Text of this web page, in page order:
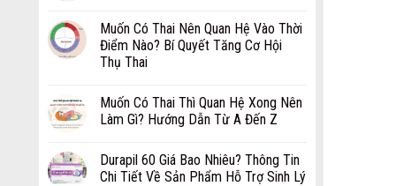
Muốn Có Thai Nên Quan Hệ Vào Thời
Điểm Nào? Bí Quyết Tăng Cơ Hội
Thụ Thai
Muốn Có Thai Thì Quan Hệ Xong Nên
Làm Gì? Hướng Dẫn Từ A Đến Z
Durapil 60 Giá Bao Nhiêu? Thông Tin
Chi Tiết Về Sản Phẩm Hỗ Trợ Sinh Lý